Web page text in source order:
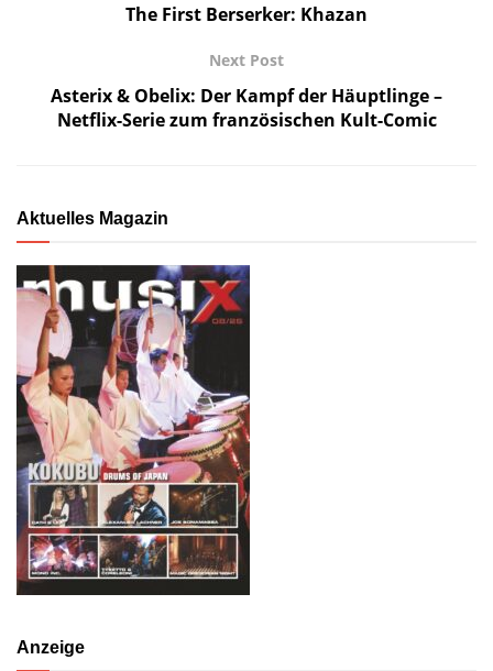
The First Berserker: Khazan
Next Post
Asterix & Obelix: Der Kampf der Häuptlinge –
Netflix-Serie zum französischen Kult-Comic
Aktuelles Magazin
Anzeige